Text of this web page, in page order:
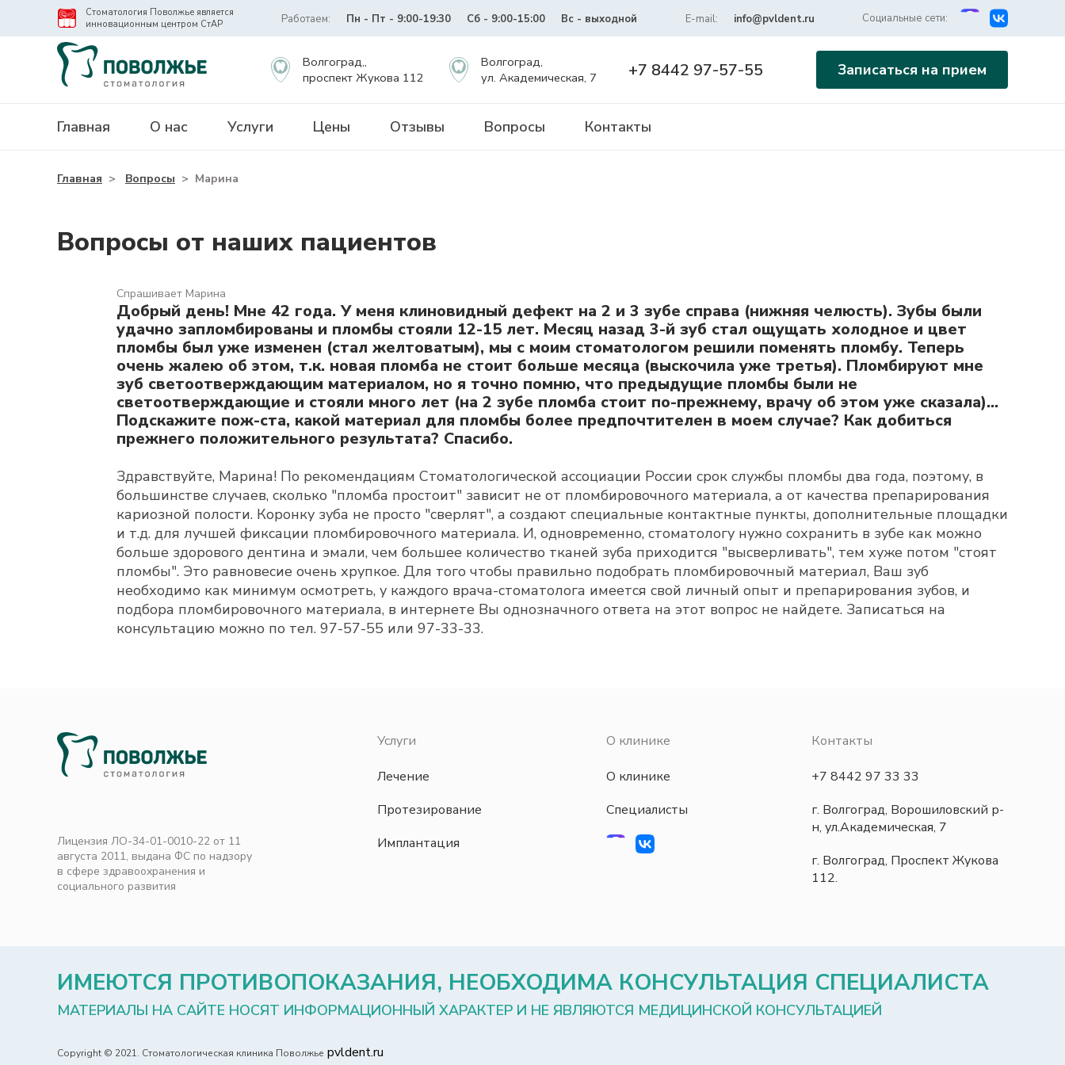
Стоматология Поволжье является
инновационным центром СтАР
Работаем: Пн - Пт - 9:00-19:30 Сб - 9:00-15:00 Вс - выходной E-mail: info@pvldent.ru Социальные сети:
Волгоград,,
проспект Жукова 112
Волгоград,
ул. Академическая, 7
+7 8442 97-57-55 Записаться на прием
Главная О нас Услуги Цены Отзывы Вопросы Контакты
Главная > Вопросы > Марина
Вопросы от наших пациентов
Спрашивает Марина
Добрый день! Мне 42 года. У меня клиновидный дефект на 2 и 3 зубе справа (нижняя челюсть). Зубы были
удачно запломбированы и пломбы стояли 12-15 лет. Месяц назад 3-й зуб стал ощущать холодное и цвет
пломбы был уже изменен (стал желтоватым), мы с моим стоматологом решили поменять пломбу. Теперь
очень жалею об этом, т.к. новая пломба не стоит больше месяца (выскочила уже третья). Пломбируют мне
зуб светоотверждающим материалом, но я точно помню, что предыдущие пломбы были не
светоотверждающие и стояли много лет (на 2 зубе пломба стоит по-прежнему, врачу об этом уже сказала)...
Подскажите пож-ста, какой материал для пломбы более предпочтителен в моем случае? Как добиться
прежнего положительного результата? Спасибо.
Здравствуйте, Марина! По рекомендациям Стоматологической ассоциации России срок службы пломбы два года, поэтому, в
большинстве случаев, сколько "пломба простоит" зависит не от пломбировочного материала, а от качества препарирования
кариозной полости. Коронку зуба не просто "сверлят", а создают специальные контактные пункты, дополнительные площадки
и т.д. для лучшей фиксации пломбировочного материала. И, одновременно, стоматологу нужно сохранить в зубе как можно
больше здорового дентина и эмали, чем большее количество тканей зуба приходится "высверливать", тем хуже потом "стоят
пломбы". Это равновесие очень хрупкое. Для того чтобы правильно подобрать пломбировочный материал, Ваш зуб
необходимо как минимум осмотреть, у каждого врача-стоматолога имеется свой личный опыт и препарирования зубов, и
подбора пломбировочного материала, в интернете Вы однозначного ответа на этот вопрос не найдете. Записаться на
консультацию можно по тел. 97-57-55 или 97-33-33.
Лицензия ЛО-34-01-0010-22 от 11
августа 2011, выдана ФС по надзору
в сфере здравоохранения и
социального развития
Услуги
Лечение
Протезирование
Имплантация
О клинике
О клинике
Специалисты
Контакты
+7 8442 97 33 33
г. Волгоград, Ворошиловский р-
н, ул.Академическая, 7
г. Волгоград, Проспект Жукова
112.
ИМЕЮТСЯ ПРОТИВОПОКАЗАНИЯ, НЕОБХОДИМА КОНСУЛЬТАЦИЯ СПЕЦИАЛИСТА
МАТЕРИАЛЫ НА САЙТЕ НОСЯТ ИНФОРМАЦИОННЫЙ ХАРАКТЕР И НЕ ЯВЛЯЮТСЯ МЕДИЦИНСКОЙ КОНСУЛЬТАЦИЕЙ
Copyright © 2021. Стоматологическая клиника Поволжье pvldent.ru